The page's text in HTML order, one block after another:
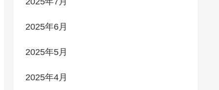
2025年6月
2025年5月
2025年4月